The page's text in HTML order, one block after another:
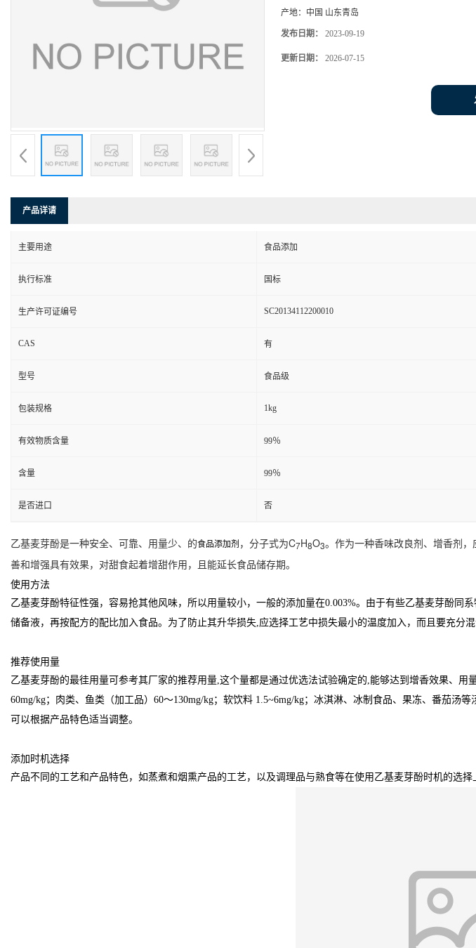
产地： 中国 山东青岛
发布日期： 2023-09-19
更新日期： 2026-07-15
产品详请
主要用途 食品添加
执行标准 国标
生产许可证编号 SC20134112200010
CAS 有
型号 食品级
包装规格 1kg
有效物质含量 99％
含量 99％
是否进口 否
乙基麦芽酚是一种安全、可靠、用量少、的食品添加剂 ，分子式为C7H8O3。作为一种香味改良剂、增香剂
善和增强具有效果，对甜食起着增甜作用，且能延长食品储存期。
使用方法
乙基麦芽酚特征性强，容易抢其他风味，所以用量较小，一般的添加量在0.003%。由于有些乙基麦芽酚
储备液，再按配方的配比加入食品。为了防止其升华损失,应选择工艺中损失最小的温度加入，而且要充分
推荐使用量
乙基麦芽酚的最徍用量可参考其厂家的推荐用量,这个量都是通过优选法试验确定的,能够达到增香效果、
60mg/kg；肉类、鱼类（加工品）60～130mg/kg；软饮料 1.5~6mg/kg；冰淇淋、冰制食品、果冻、番茄汤
可以根据产品特色适当调整。
添加时机选择
产品不同的工艺和产品特色，如蒸煮和烟熏产品的工艺，以及调理品与熟食等在使用乙基麦芽酚时机的选